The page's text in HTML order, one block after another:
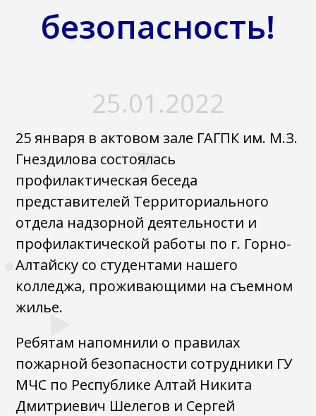
безопасность!
25.01.2022
25 января в актовом зале ГАГПК им. М.З.
Гнездилова состоялась
профилактическая беседа
представителей Территориального
отдела надзорной деятельности и
профилактической работы по г. Горно-
Алтайску со студентами нашего
колледжа, проживающими на съемном
жилье.
Ребятам напомнили о правилах
пожарной безопасности сотрудники ГУ
МЧС по Республике Алтай Никита
Дмитриевич Шелегов и Сергей